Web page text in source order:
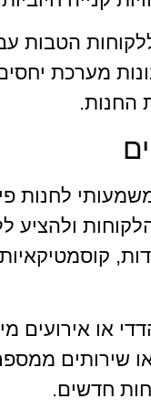
הטבות
מערכת
החנות.
לחנות
ולהציע
או אירועים
שירותים
חדשים.